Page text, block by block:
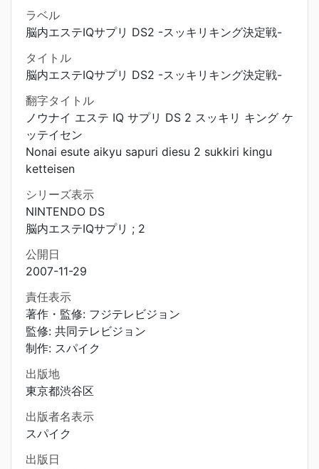
ラベル
脳内エステIQサプリ DS2 -スッキリキング決定戦-
タイトル
脳内エステIQサプリ DS2 -スッキリキング決定戦-
翻字タイトル
ノウナイ エステ IQ サプリ DS 2 スッキリ キング ケ
ッテイセン
Nonai esute aikyu sapuri diesu 2 sukkiri kingu
ketteisen
シリーズ表示
NINTENDO DS
脳内エステIQサプリ ; 2
公開日
2007-11-29
責任表示
著作・監修: フジテレビジョン
監修: 共同テレビジョン
制作: スパイク
出版地
東京都渋谷区
出版者名表示
スパイク
出版日